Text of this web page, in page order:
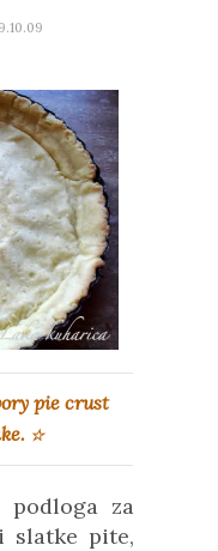
pie crust
☆
za
slatke pite,